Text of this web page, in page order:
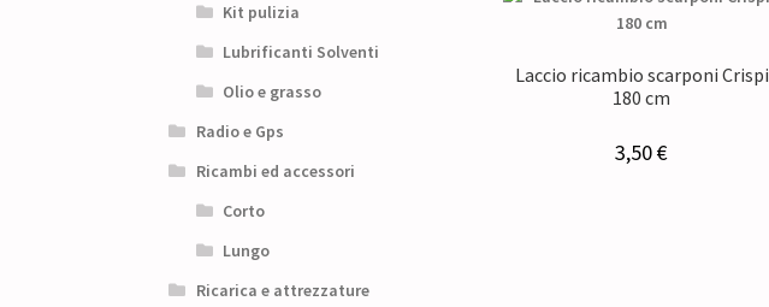
Laccio ricambio scarponi Crispi
180 cm
3,50€
Kit pulizia
Lubrificanti Solventi
Olio e grasso
Radio e Gps
Ricambi ed accessori
Corto
Lungo
Ricarica e attrezzature